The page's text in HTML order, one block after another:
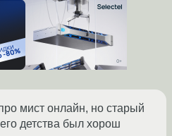
мист онлайн, но старый
детства был хорош